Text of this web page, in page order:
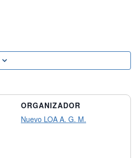
ORGANIZADOR
Nuevo LOA A. G. M.